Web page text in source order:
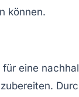
können.
für eine